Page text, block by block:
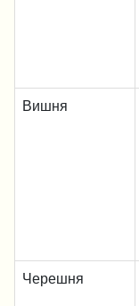
Вишня
Черешня